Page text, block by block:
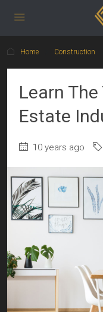
Home Construction
Learn
Estate
10 years ago